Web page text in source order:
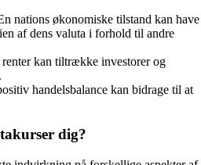
nations økonomiske tilstand kan have
af dens valuta i forhold til andre
kan tiltrække investorer og
handelsbalance kan bidrage til at
dig?